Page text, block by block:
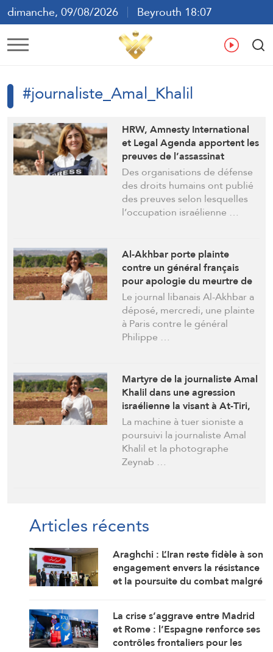
dimanche, 09/08/2026
Beyrouth 18:07
ع
#journaliste_Amal_Khalil
HRW, Amnesty International
et Legal Agenda apportent les
preuves de l’assassinat
prémédité par Israël de la
journaliste Amal Khalil
Des organisations de défense
des droits humains ont publié
des preuves selon lesquelles
l’occupation israélienne …
Al-Akhbar porte plainte
contre un général français
pour apologie du meurtre de
la journaliste Amal Khalil
Le journal libanais Al-Akhbar a
déposé, mercredi, une plainte
à Paris contre le général
Philippe …
Martyre de la journaliste Amal
Khalil dans une agression
israélienne la visant à At-Tiri,
au sud du Liban
La machine à tuer sioniste a
poursuivi la journaliste Amal
Khalil et la photographe
Zeynab …
Articles récents
Araghchi : L’Iran reste fidèle à son
engagement envers la résistance
et la poursuite du combat malgré
La crise s’aggrave entre Madrid
et Rome : l’Espagne renforce ses
contrôles frontaliers pour les